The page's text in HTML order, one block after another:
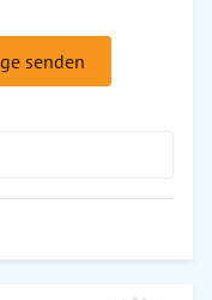
senden